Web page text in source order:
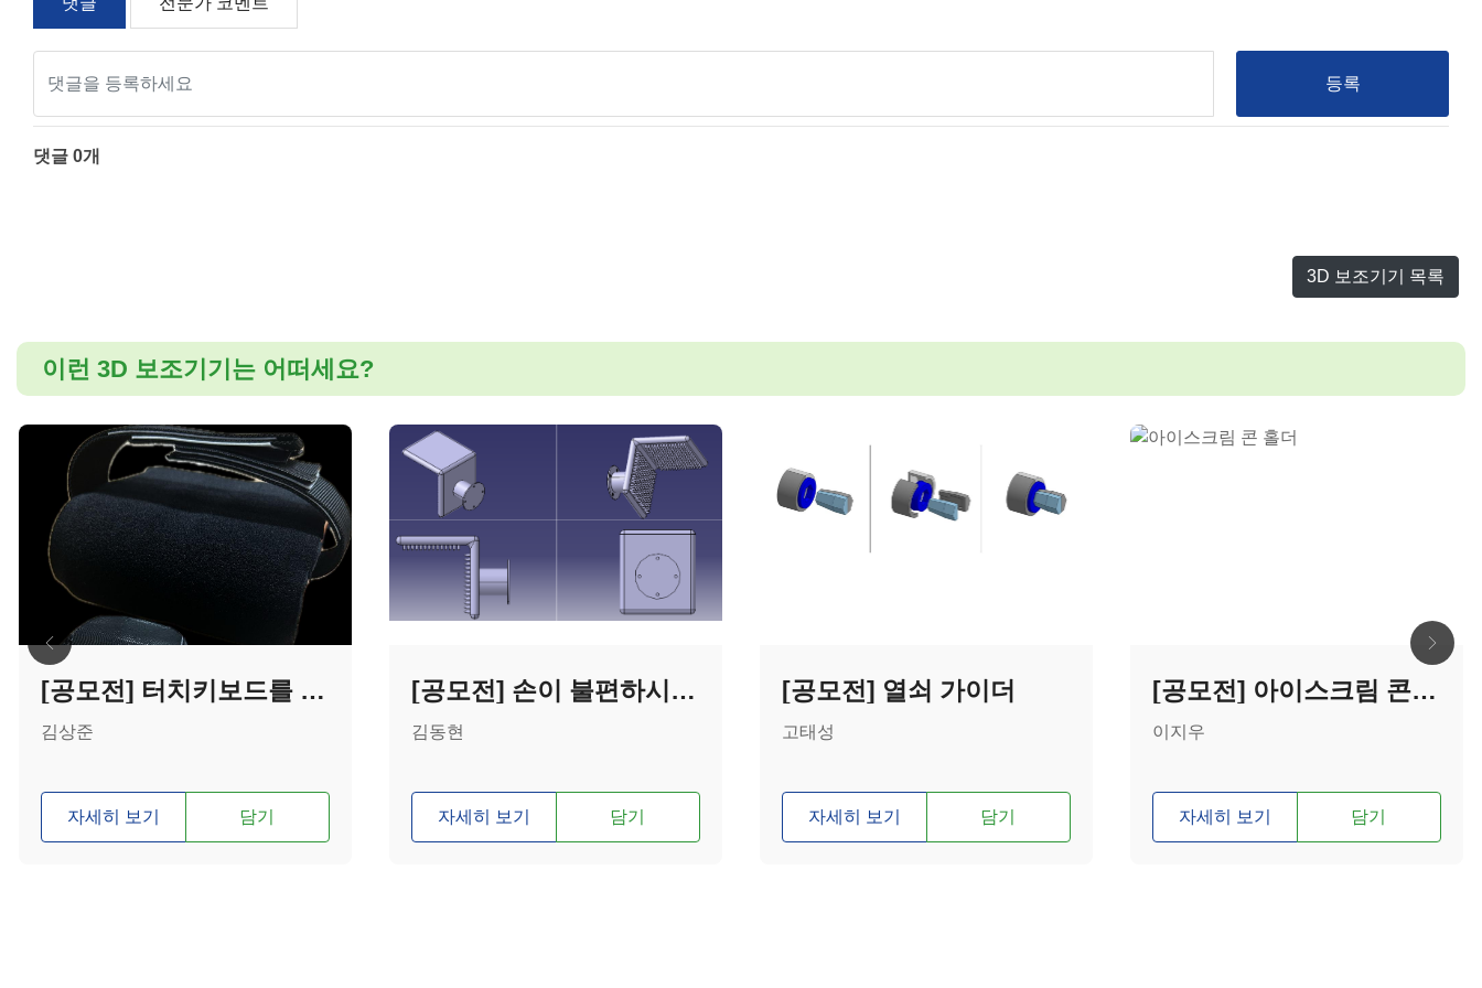
등록
댓글 0개
3D 보조기기 목록
이런 3D 보조기기는 어떠세요?
[공모전] 터치키보드를 활용한 특수마우스
김상준
자세히 보기 담기
[공모전] 손이 불편하시거나 없으신 분들이 위한 머리 감는 기구 ( 이름 : 머깜이)
김동현
자세히 보기 담기
[공모전] 열쇠 가이더
고태성
자세히 보기 담기
[공모전] 아이스크림 콘 홀더
이지우
자세히 보기 담기